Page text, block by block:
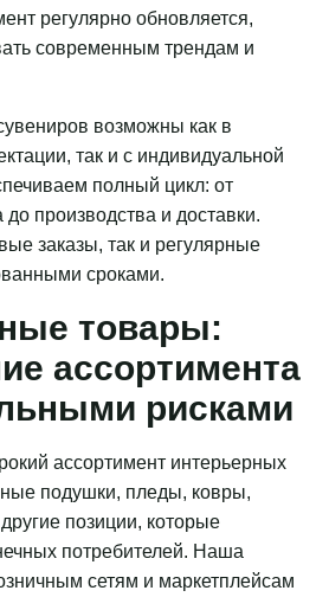
регулярно обновляется,
современным трендам и
возможны как в
так и с индивидуальной
полный цикл: от
до производства и доставки.
заказы, так и регулярные
сроками.
товары:
ассортимента
рисками
ассортимент интерьерных
подушки, пледы, ковры,
позиции, которые
потребителей. Наша
сетям и маркетплейсам